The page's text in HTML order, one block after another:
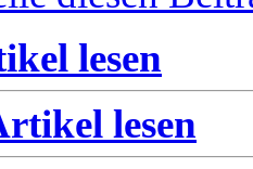
lesen
lesen